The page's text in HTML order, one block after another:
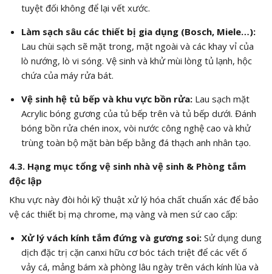
tuyệt đối không để lại vết xước.
Làm sạch sâu các thiết bị gia dụng (Bosch, Miele…):
Lau chùi sạch sẽ mặt trong, mặt ngoài và các khay vỉ của
lò nướng, lò vi sóng. Vệ sinh và khử mùi lòng tủ lạnh, hộc
chứa của máy rửa bát.
Vệ sinh hệ tủ bếp và khu vực bồn rửa:Lau sạch mặt
Acrylic bóng gương của tủ bếp trên và tủ bếp dưới. Đánh
bóng bồn rửa chén inox, vòi nước công nghệ cao và khử
trùng toàn bộ mặt bàn bếp bằng đá thạch anh nhân tạo.
4.3. Hạng mục tổng vệ sinh nhà vệ sinh & Phòng tắm
độc lập
Khu vực này đòi hỏi kỹ thuật xử lý hóa chất chuẩn xác để bảo
vệ các thiết bị mạ chrome, mạ vàng và men sứ cao cấp:
Xử lý vách kính tắm đứng và gương soi:Sử dụng dung
dịch đặc trị cặn canxi hữu cơ bóc tách triệt để các vết ố
vảy cá, mảng bám xà phòng lâu ngày trên vách kính lùa và